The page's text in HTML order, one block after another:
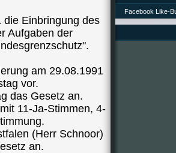
die Einbringung des
Aufgaben der
am 29.08.1991
vor.
das Gesetz an.
11-Ja-Stimmen, 4-
(Herr Schnoor)
an.
Facebook Like-